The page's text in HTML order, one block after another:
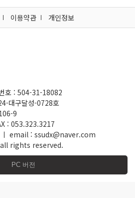
이용약관 개인정보
호 : 504-31-18082
대구달성-0728호
9
: 053.323.3217
ㅣ email : ssudx@naver.com
rights reserved.
PC 버전